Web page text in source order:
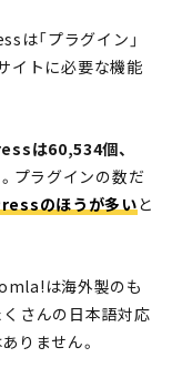
は「プラグイン」
イトに必要な機能
は60,534個、
プラグインの数だ
のほうが多いと
は海外製のも
さんの日本語対応
りません。